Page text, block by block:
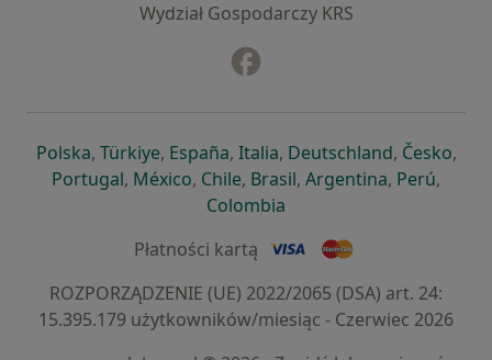
Wydział Gospodarczy KRS
Polskaotwiera się w nowej karcie
, Türkiyeotwiera się w nowej karcie
, Españaotwiera się w nowej karcie
, Italiaotwiera się w nowej
, Deutschlandotwiera się
, Česko,
Portugalotwiera się w nowej karcie
, Méxicootwiera się w nowej karcie
, Chileotwiera się w nowej karcie
, Brasilotwiera się w nowej
, Argentinaotwiera się
, Perú,
Colombia
Płatności kartą
ROZPORZĄDZENIE (UE) 2022/2065 (DSA) art. 24:
15.395.179 użytkowników/miesiąc - Czerwiec 2026